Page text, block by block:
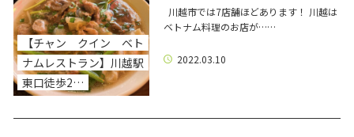
【チャン クイン ベト
ナムレストラン】川越駅
東口徒歩2…
川越市では7店舗ほどあります！ 川越は
ベトナム料理のお店が……
2022.03.10